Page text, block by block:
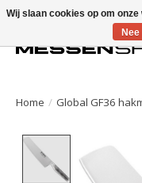
Home / Global GF36
Wij slaan cookies op om
Nee